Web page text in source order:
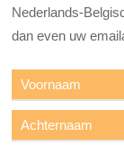
Nederlands-
dan even uw